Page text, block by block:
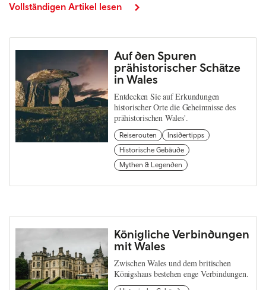
Vollständigen Artikel lesen
Auf den Spuren
prähistorischer Schätze
in Wales
Entdecken Sie auf Erkundungen
historischer Orte die Geheimnisse des
prähistorischen Wales'.
Reiserouten
Insidertipps
Historische Gebäude
Mythen & Legenden
Königliche Verbindungen
mit Wales
Zwischen Wales und dem britischen
Königshaus bestehen enge Verbindungen.